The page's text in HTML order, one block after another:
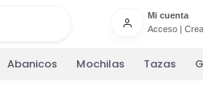
Mi cuenta
Acceso|
Abanicos Mochilas Tazas